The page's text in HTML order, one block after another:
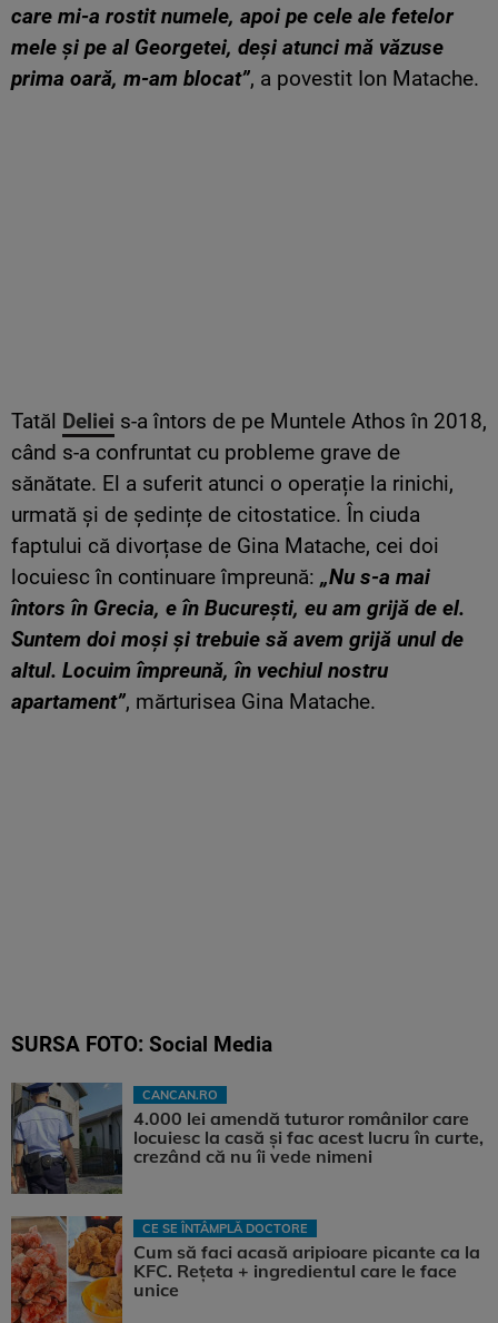
care mi-a rostit numele, apoi pe cele ale fetelor
mele şi pe al Georgetei, deşi atunci mă văzuse
prima oară, m-am blocat”, a povestit Ion Matache.
Tatăl Deliei s-a întors de pe Muntele Athos în 2018,
când s-a confruntat cu probleme grave de
sănătate. El a suferit atunci o operație la rinichi,
urmată și de ședințe de citostatice. În ciuda
faptului că divorțase de Gina Matache, cei doi
locuiesc în continuare împreună: „Nu s-a mai
întors în Grecia, e în București, eu am grijă de el.
Suntem doi moși și trebuie să avem grijă unul de
altul. Locuim împreună, în vechiul nostru
apartament”, mărturisea Gina Matache.
SURSA FOTO: Social Media
CANCAN.RO
4.000 lei amendă tuturor românilor care
locuiesc la casă și fac acest lucru în curte,
crezând că nu îi vede nimeni
CE SE ÎNTÂMPLĂ DOCTORE
Cum să faci acasă aripioare picante ca la
KFC. Rețeta + ingredientul care le face
unice